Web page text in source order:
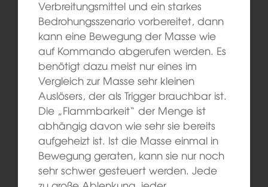
Verbreitungsmittel und ein starkes
Bedrohungsszenario vorbereitet, dann
kann eine Bewegung der Masse wie
auf Kommando abgerufen werden. Es
benötigt dazu meist nur eines im
Vergleich zur Masse sehr kleinen
Auslösers, der als Trigger brauchbar ist.
Die „Flammbarkeit“ der Menge ist
abhängig davon wie sehr sie bereits
aufgeheizt ist. Ist die Masse einmal in
Bewegung geraten, kann sie nur noch
sehr schwer gesteuert werden. Jede